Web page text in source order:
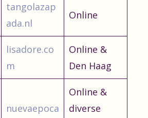
tangolazap
ada.nl
Online
lisadore.co
m
Online &
Den Haag
nuevaepoca
Online &
diverse